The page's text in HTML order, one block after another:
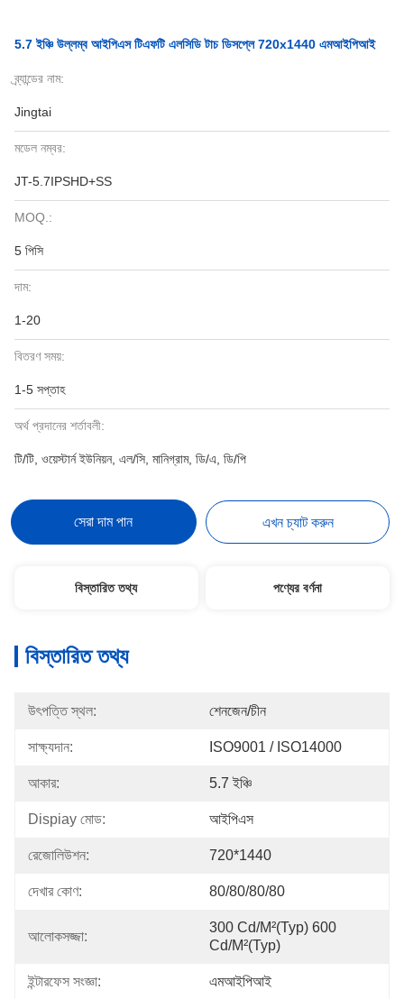
5.7 ইঞ্চি উল্লম্ব আইপিএস টিএফটি এলসিডি টাচ ডিসপ্লে 720x1440 এমআইপিআই
ব্র্যান্ডের নাম:
Jingtai
মডেল নম্বর:
JT-5.7IPSHD+SS
MOQ.:
5 পিসি
দাম:
1-20
বিতরণ সময়:
1-5 সপ্তাহ
অর্থ প্রদানের শর্তাবলী:
টি/টি, ওয়েস্টার্ন ইউনিয়ন, এল/সি, মানিগ্রাম, ডি/এ, ডি/পি
সেরা দাম পান এখন চ্যাট করুন
বিস্তারিত তথ্য পণ্যের বর্ণনা
বিস্তারিত তথ্য
উৎপত্তি স্থল: শেনজেন/চীন
সাক্ষ্যদান: ISO9001 / ISO14000
আকার: 5.7 ইঞ্চি
Dispiay মোড: আইপিএস
রেজোলিউশন: 720*1440
দেখার কোণ: 80/80/80/80
আলোকসজ্জা:
300 Cd/m²(Typ) 600
Cd/m²(Typ)
ইন্টারফেস সংজ্ঞা: এমআইপিআই